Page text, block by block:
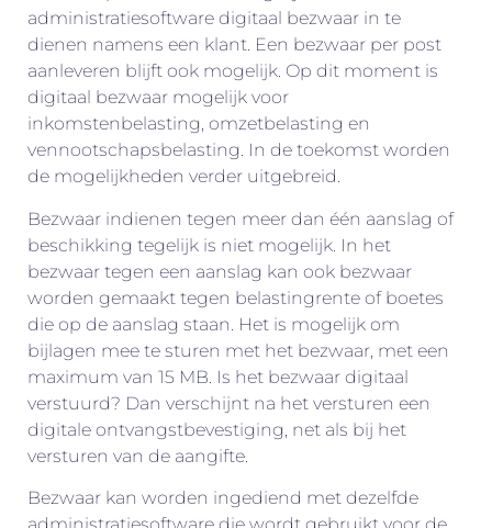
administratiesoftware digitaal bezwaar in te
dienen namens een klant. Een bezwaar per post
aanleveren blijft ook mogelijk. Op dit moment is
digitaal bezwaar mogelijk voor
inkomstenbelasting, omzetbelasting en
vennootschapsbelasting. In de toekomst worden
de mogelijkheden verder uitgebreid.
Bezwaar indienen tegen meer dan één aanslag of
beschikking tegelijk is niet mogelijk. In het
bezwaar tegen een aanslag kan ook bezwaar
worden gemaakt tegen belastingrente of boetes
die op de aanslag staan. Het is mogelijk om
bijlagen mee te sturen met het bezwaar, met een
maximum van 15 MB. Is het bezwaar digitaal
verstuurd? Dan verschijnt na het versturen een
digitale ontvangstbevestiging, net als bij het
versturen van de aangifte.
Bezwaar kan worden ingediend met dezelfde